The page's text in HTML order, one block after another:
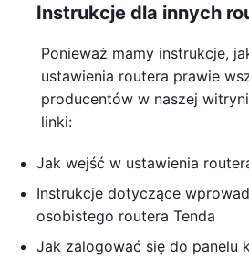
Instrukcje dla innych
Ponieważ mamy instrukcje,
ustawienia routera prawie
producentów w naszej
linki:
Jak wejść w ustawienia
Instrukcje dotyczące
osobistego routera Tenda
Jak zalogować się do panelu